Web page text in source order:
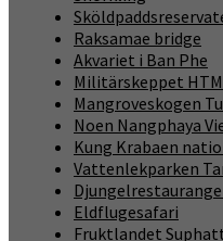
Raksamae bridge
Akvariet i Ban Phe
Militärskeppet
Mangroveskogen
Noen Nangphaya
Kung Krabaen
Vattenlekparken
Eldflugesafari
Fruktlandet